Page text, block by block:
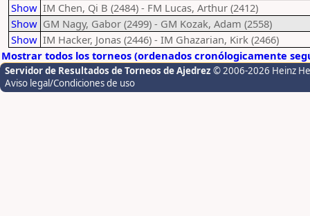
Show IM Chen, Qi B (2484) - FM Lucas, Arthur (2412)
Show GM Nagy, Gabor (2499) - GM Kozak, Adam (2558)
Show IM Hacker, Jonas (2446) - IM Ghazarian, Kirk (2466)
Mostrar todos los torneos (ordenados cronólogicamente
Servidor de Resultados de Torneos de Ajedrez © 2006-2026 Heinz
Aviso legal/Condiciones de uso